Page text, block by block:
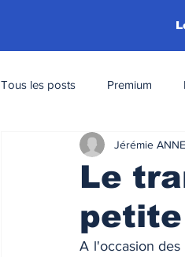
Tous les posts Premium
Le
Jérémie ANNE